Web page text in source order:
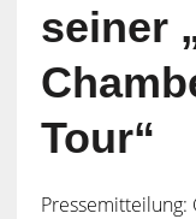
seiner
Tour“
Pressemitteilung: